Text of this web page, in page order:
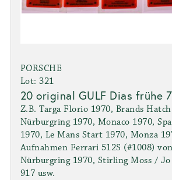
PORSCHE
Lot: 321
20 original GULF Dias frühe
Z.B. Targa Florio 1970, Brands
Nürburgring 1970, Monaco 1970,
1970, Le Mans Start 1970, Monza
Aufnahmen Ferrari 512S (#1008)
Nürburgring 1970, Stirling Moss /
917 usw.